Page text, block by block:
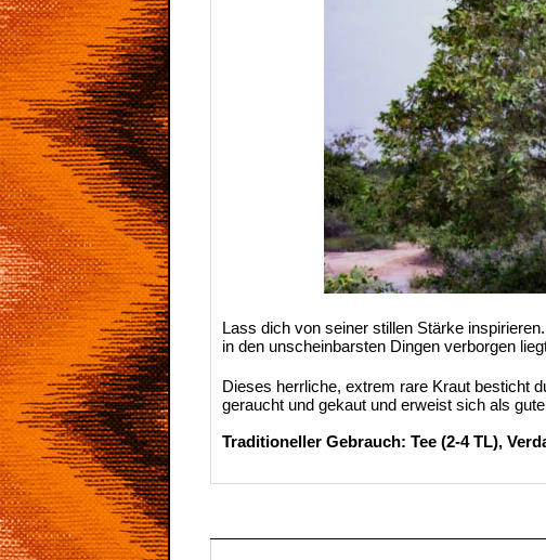
Lass dich von seiner stillen Stärke
in den unscheinbarsten Dingen verborgen
Dieses herrliche, extrem rare Kraut besticht
geraucht und gekaut und erweist sich als
Traditioneller Gebrauch: Tee (2-4 TL),